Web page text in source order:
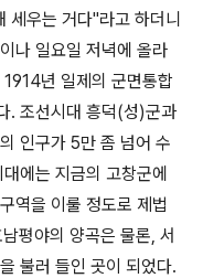
세우는 거다"라고 하더니
나 일요일 저녁에 올라
년 일제의 군면통합
. 조선시대 흥덕(성)군과
인구가 5만 좀 넘어 수
에는 지금의 고창군에
역을 이룰 정도로 제법
평야의 양곡은 물론, 서
불러 들인 곳이 되었다.